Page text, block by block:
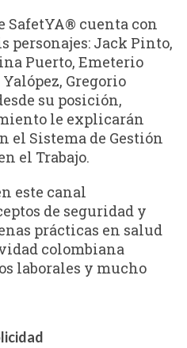
SafetYA® cuenta con
personajes: Jack Pinto,
Puerto, Emeterio
Gregorio
su posición,
le explicarán
el Sistema de Gestión
el Trabajo.
este canal
de seguridad y
prácticas en salud
colombiana
laborales y mucho